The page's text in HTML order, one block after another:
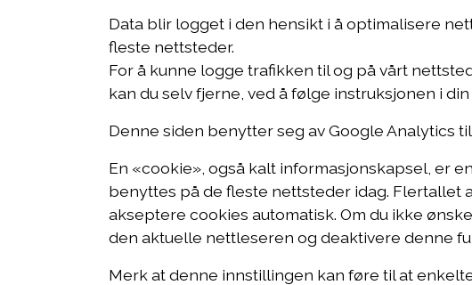
Data blir logget i den hensikt i å optimalisere
fleste nettsteder.
For å kunne logge trafikken til og på vårt
kan du selv fjerne, ved å følge instruksjonen i
Denne siden benytter seg av Google Analytics
En «cookie», også kalt informasjonskapsel, er
benyttes på de fleste nettsteder idag. Flertallet
akseptere cookies automatisk. Om du ikke
den aktuelle nettleseren og deaktivere denne
Merk at denne innstillingen kan føre til at